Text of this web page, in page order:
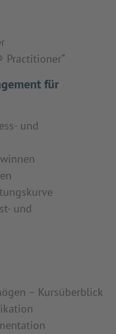
Practitioner“
für
und
und
– Kursüberblick